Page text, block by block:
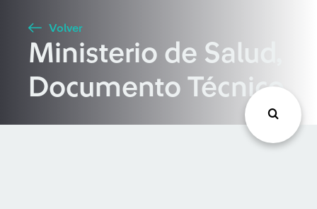
Buscar
Volver
Ministerio de Salud,
Documento Técnico